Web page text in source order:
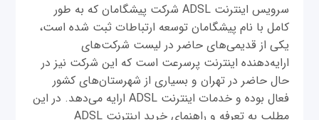
سرویس اینترنت ADSL شرکت پیشگامان که به طور
کامل با نام پیشگامان توسعه ارتباطات ثبت شده است،
یکی از قدیمی‌های حاضر در لیست شرکت‌های
ارایه‌دهنده اینترنت پرسرعت است که این شرکت نیز در
حال حاضر در تهران و بسیاری از شهرستان‌های کشور
فعال بوده و خدمات اینترنت ADSL ارایه می‌دهد. در این
مطلب به تعرفه و راهنمای خرید اینترنت ADSL